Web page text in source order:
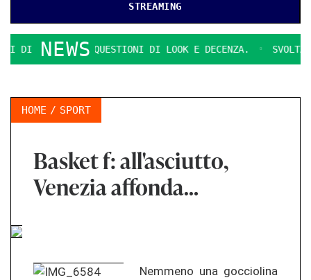
STREAMING
NEWS
RAGUSA QUESTIONI DI LOOK E DECENZA. SVOLTA
HOME SPORT
Basket f: all'asciutto,
Venezia affonda…
Nemmeno una gocciolina